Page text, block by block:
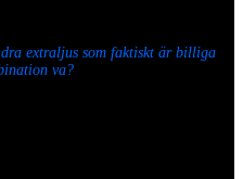
extraljus som faktiskt är billiga
va?